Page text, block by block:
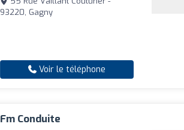
93220, Gagny
Voir le téléphone
Fm Conduite